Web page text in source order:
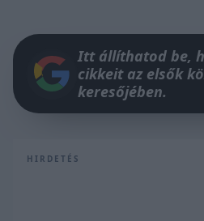
Itt állíthatod be,
cikkeit az elsők
keresőjében.
HIRDETÉS